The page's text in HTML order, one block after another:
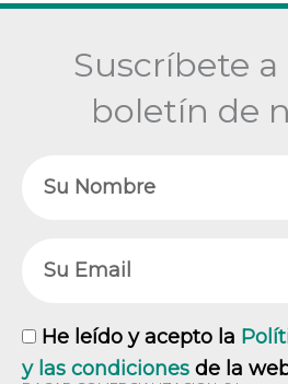
Suscríbete
boletín de
RGPD
He leído y acepto la
y las condiciones de la